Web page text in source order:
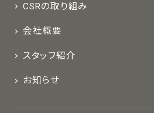
CSRの取り組み
会社概要
スタッフ紹介
お知らせ